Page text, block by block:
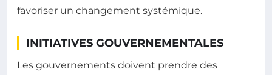
favoriser un changement systémique.
INITIATIVES GOUVERNEMENTALES
Les gouvernements doivent prendre des